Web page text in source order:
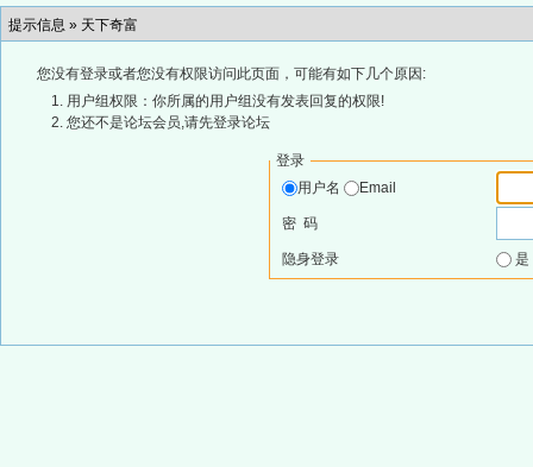
提示信息 » 天下奇富
您没有登录或者您没有权限访问此页面，可能有如下几个原因:
用户组权限：你所属的用户组没有发表回复的权限!
您还不是论坛会员,请先登录论坛
登录
用户名
Email
密 码
隐身登录